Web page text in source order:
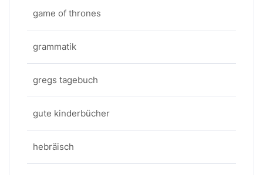
game of thrones
grammatik
gregs tagebuch
gute kinderbücher
hebräisch